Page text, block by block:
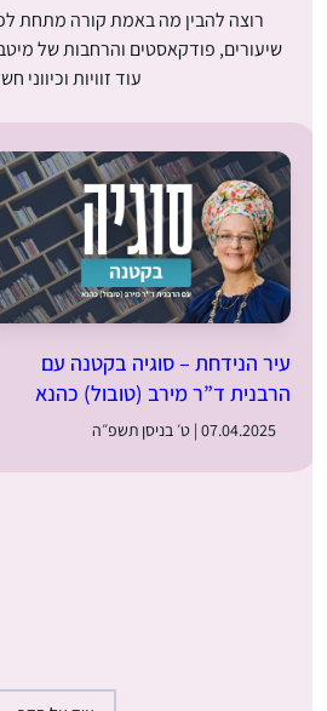
רוצה להבין מה באמת קורה מתחת
שיעורים, פודקאסטים והרחבות של
עוד זוויות וכיווני
עיר הנידחת – סוגיה בקטנה עם
הרבנית ד”ר מירב (טובול) כהנא
07.04.2025 | ט׳ בניסן תשפ״ה